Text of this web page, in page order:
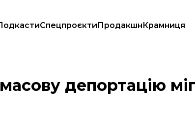
СпецпроєктиПродакшнКрамниця
депортацію